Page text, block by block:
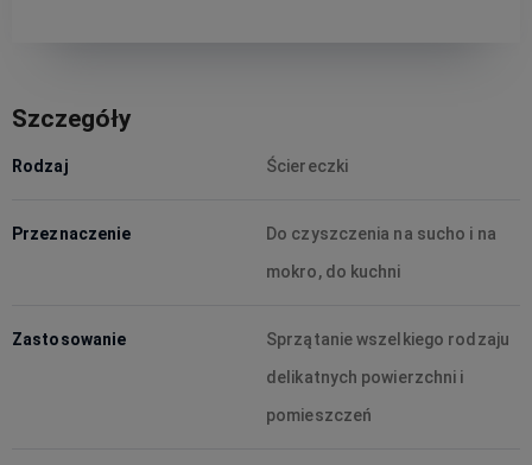
Szczegóły
Rodzaj Ściereczki
Przeznaczenie
Do czyszczenia na sucho i na
mokro, do kuchni
Zastosowanie
Sprzątanie wszelkiego rodzaju
delikatnych powierzchni i
pomieszczeń